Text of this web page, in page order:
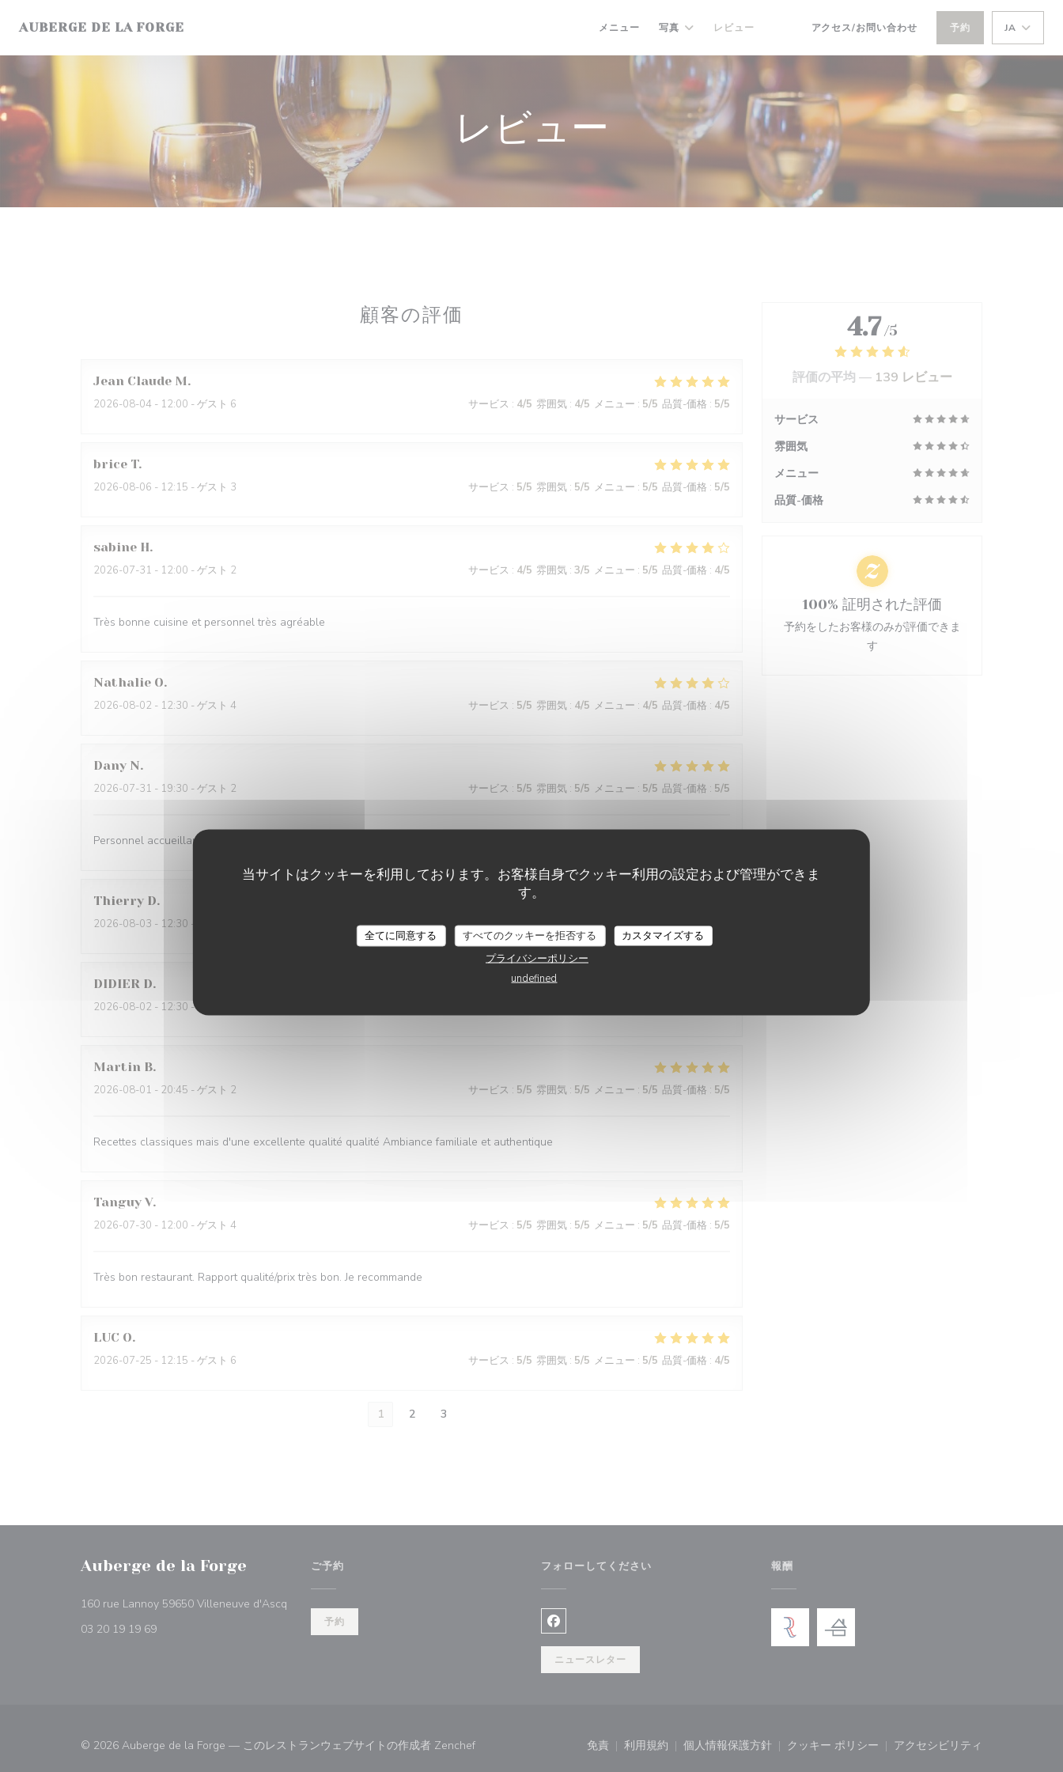
当サイトはクッキーを利用しております。お客様自身でクッキー利用の設定および管理ができま
す。
全てに同意する すべてのクッキーを拒否する
カスタマイズする
プライバシーポリシー
undefined
AUBERGE DE LA FORGE メニュー 写真 レビュー
((新しいウィンドウで開きます))
((新しいウィンドウで開きます))
アクセス/お問い合わせ 予約 JA
レビュー
顧客の評価
Jean Claude M
2026-08-04 - 12:00 - ゲスト 6 サービス : 4/5 雰囲気 : 4/5 メニュー : 5/5 品質-価格 : 5/5
brice T
2026-08-06 - 12:15 - ゲスト 3 サービス : 5/5 雰囲気 : 5/5 メニュー : 5/5 品質-価格 : 5/5
sabine H
2026-07-31 - 12:00 - ゲスト 2 サービス : 4/5 雰囲気 : 3/5 メニュー : 5/5 品質-価格 : 4/5
Très bonne cuisine et personnel très agréable
Nathalie O
2026-08-02 - 12:30 - ゲスト 4 サービス : 5/5 雰囲気 : 4/5 メニュー : 4/5 品質-価格 : 4/5
Dany N
2026-07-31 - 19:30 - ゲスト 2 サービス : 5/5 雰囲気 : 5/5 メニュー : 5/5 品質-価格 : 5/5
Personnel accueillant et bonne cuisine à un prix très raisonnable.
Thierry D
2026-08-03 - 12:30 - ゲスト 2 サービス:5/5 雰囲気:5/5 メニュー:5/5 品質-価格:
DIDIER D
2026-08-02 - 12:30 - ゲスト 2
Martin B
2026-08-01 - 20:45 - ゲスト 2 サービス : 5/5 雰囲気 : 5/5 メニュー : 5/5 品質-価格 : 5/5
Recettes classiques mais d'une excellente qualité qualité Ambiance familiale et authentique
Tanguy V
2026-07-30 - 12:00 - ゲスト 4 サービス : 5/5 雰囲気 : 5/5 メニュー : 5/5 品質-価格 : 5/5
Très bon restaurant. Rapport qualité/prix très bon. Je recommande
LUC O
2026-07-25 - 12:15 - ゲスト 6 サービス : 5/5 雰囲気 : 5/5 メニュー : 5/5 品質-価格 : 4/5
1 2 3
4.7 /5
評価の平均 — 139 レビュー
サービス
雰囲気
メニュー
品質-価格
100% 証明された評価
予約をしたお客様のみが評価できま
す
Auberge de la Forge
160 rue Lannoy 59650 Villeneuve d'Ascq
03 20 19 19 69
ご予約
予約
フォローしてください
Facebook ((新しいウィンドウで開きます))
ニュースレター
報酬
© 2026 Auberge de la Forge — このレストランウェブサイトの作成者 Zenchef((新しいウィンドウで開きます))
免責
((新しいウィンドウで開きます))
利用規約
((新しいウィンドウで開きます))
個人情報保護方針
((新しいウィンドウで開きます))
クッキー ポリシー
((新しいウィンドウで開きます))
アクセシビリティ
((新しいウィンドウで開
AUBERGE DE LA FORGE